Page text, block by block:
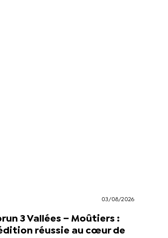
03/08/2026
3 Vallées – Moûtiers :
réussie au cœur de